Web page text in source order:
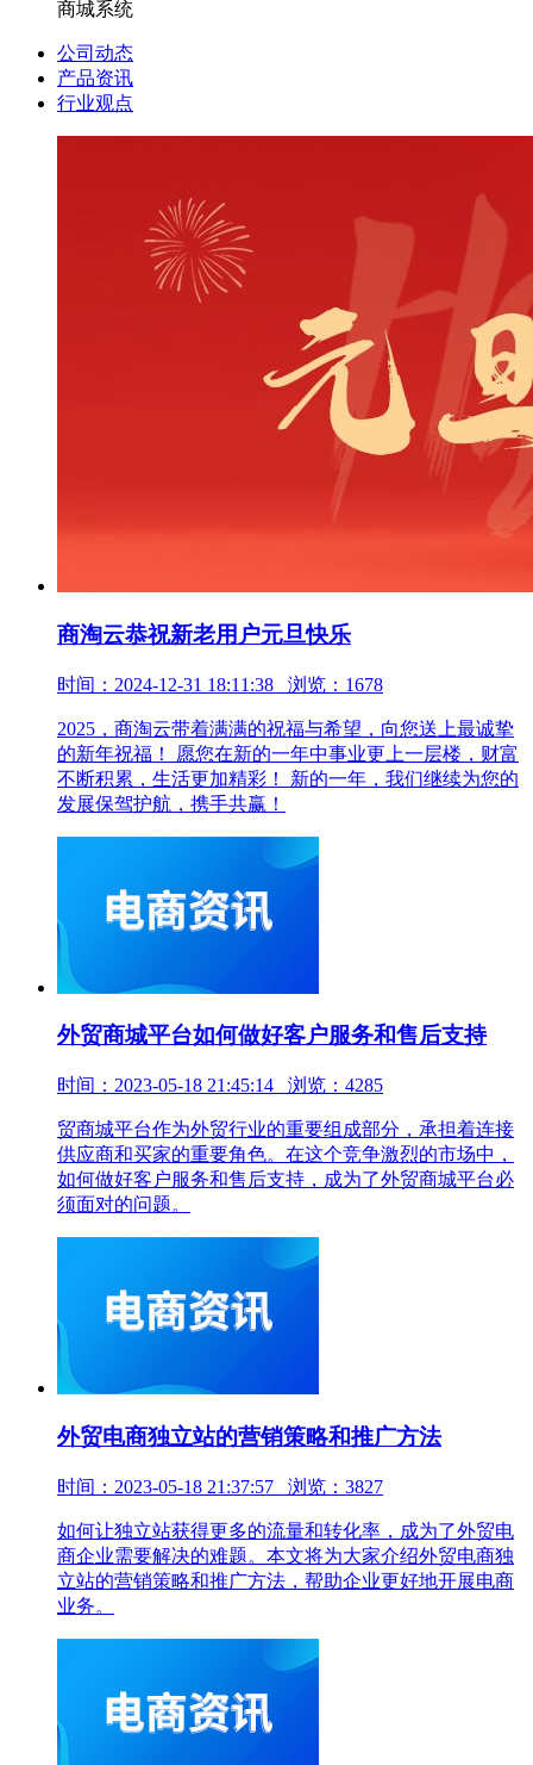
商城系统
公司动态
产品资讯
行业观点
商淘云恭祝新老用户元旦快乐
时间：2024-12-31 18:11:38 浏览：1678
2025，商淘云带着满满的祝福与希望，向您送上最诚挚
的新年祝福！ 愿您在新的一年中事业更上一层楼，财富
不断积累，生活更加精彩！ 新的一年，我们继续为您的
发展保驾护航，携手共赢！
外贸商城平台如何做好客户服务和售后支持
时间：2023-05-18 21:45:14 浏览：4285
贸商城平台作为外贸行业的重要组成部分，承担着连接
供应商和买家的重要角色。在这个竞争激烈的市场中，
如何做好客户服务和售后支持，成为了外贸商城平台必
须面对的问题。
外贸电商独立站的营销策略和推广方法
时间：2023-05-18 21:37:57 浏览：3827
如何让独立站获得更多的流量和转化率，成为了外贸电
商企业需要解决的难题。本文将为大家介绍外贸电商独
立站的营销策略和推广方法，帮助企业更好地开展电商
业务。